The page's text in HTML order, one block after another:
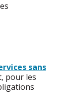
sans
pour les